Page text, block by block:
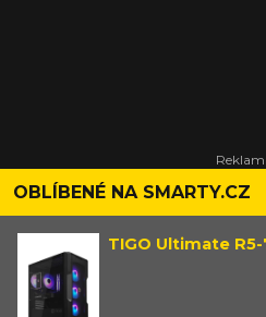
OBLÍBENÉ NA SMARTY.CZ
TIGO Ultimate R5-